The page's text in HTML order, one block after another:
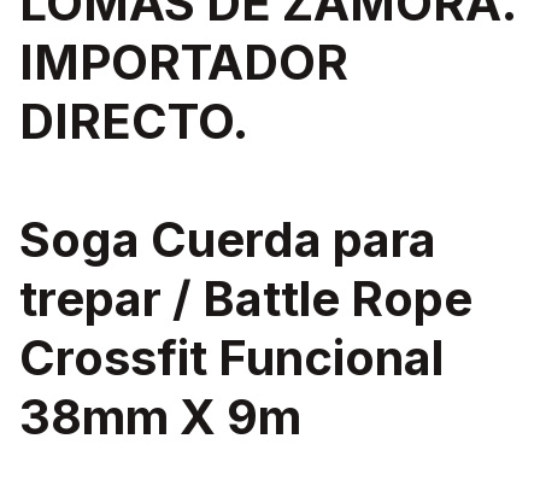
IMPORTADOR
DIRECTO.
Soga Cuerda para
trepar / Battle Rope
Crossfit Funcional
38mm X 9m